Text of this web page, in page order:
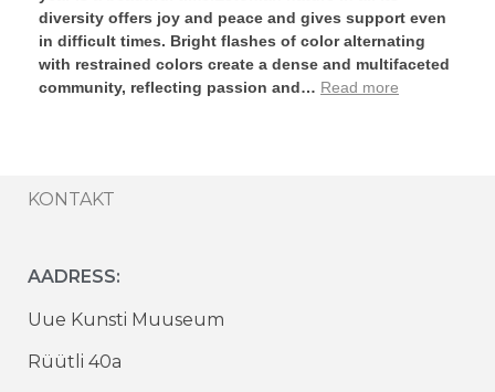
diversity offers joy and peace and gives support even
in difficult times. Bright flashes of color alternating
with restrained colors create a dense and multifaceted
community, reflecting passion and… Read more
KONTAKT
AADRESS:
Uue Kunsti Muuseum
Rüütli 40a